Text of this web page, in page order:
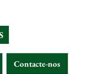
Contacte-nos